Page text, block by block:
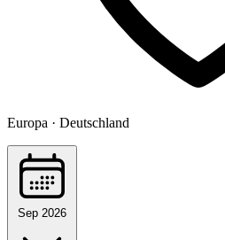
Europa · Deutschland
Sep 2026